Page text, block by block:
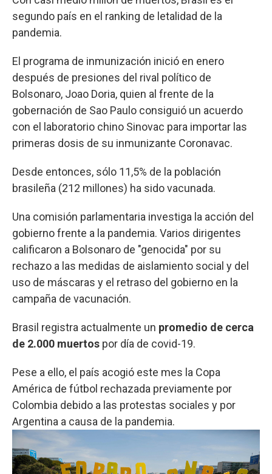
segundo país en el ranking de letalidad de la
pandemia.
El programa de inmunización inició en enero
después de presiones del rival político de
Bolsonaro, Joao Doria, quien al frente de la
gobernación de Sao Paulo consiguió un acuerdo
con el laboratorio chino Sinovac para importar las
primeras dosis de su inmunizante Coronavac.
Desde entonces, sólo 11,5% de la población
brasileña (212 millones) ha sido vacunada.
Una comisión parlamentaria investiga la acción del
gobierno frente a la pandemia. Varios dirigentes
calificaron a Bolsonaro de "genocida" por su
rechazo a las medidas de aislamiento social y del
uso de máscaras y el retraso del gobierno en la
campaña de vacunación.
Brasil registra actualmente un promedio de cerca
de 2.000 muertos por día de covid-19.
Pese a ello, el país acogió este mes la Copa
América de fútbol rechazada previamente por
Colombia debido a las protestas sociales y por
Argentina a causa de la pandemia.